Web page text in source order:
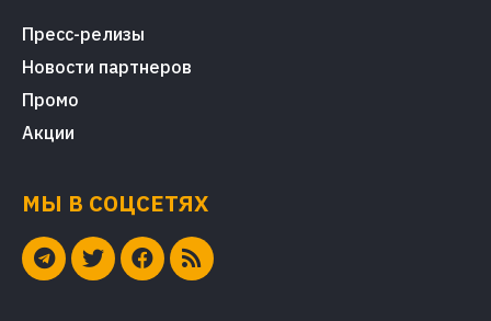
Пресс-релизы
Новости партнеров
Промо
Акции
МЫ В СОЦСЕТЯХ